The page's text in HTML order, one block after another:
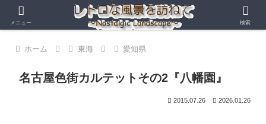
ホーム 東海 愛知県
名古屋色街カルテットその2『八幡園』
2015.07.26 2026.01.26
メニュー 検索